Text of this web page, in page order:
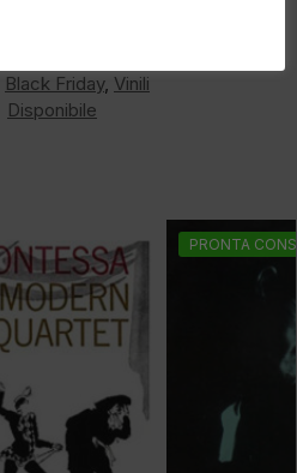
Black Friday, Vinili
Disponibile
PRONTA